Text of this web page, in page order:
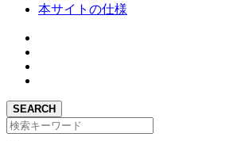
本サイトの仕様
SEARCH